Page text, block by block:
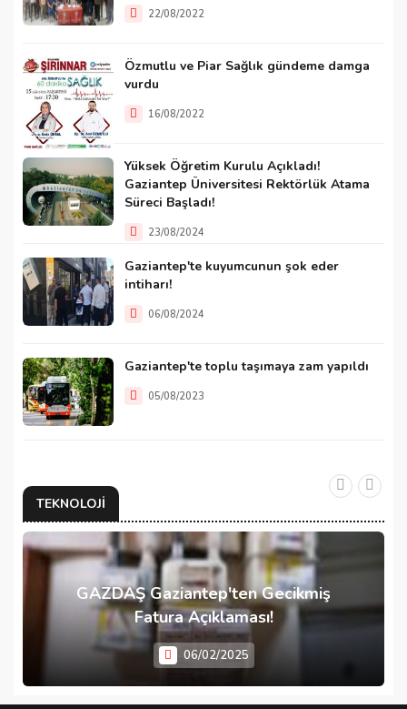
22/08/2022
Özmutlu ve Piar Sağlık gündeme damga
vurdu
16/08/2022
Yüksek Öğretim Kurulu Açıkladı!
Gaziantep Üniversitesi Rektörlük Atama
Süreci Başladı!
23/08/2024
Gaziantep'te kuyumcunun şok eder
intiharı!
06/08/2024
Gaziantep'te toplu taşımaya zam yapıldı
05/08/2023
TEKNOLOJI
GAZDAŞ Gaziantep'ten Gecikmiş
Fatura Açıklaması!
06/02/2025